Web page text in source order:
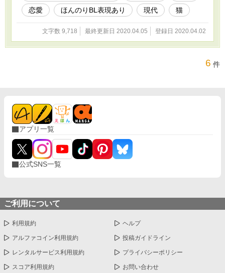
恋愛
ほんのりBL表現あり 現代 猫
文字数 9,718 最終更新日 2020.04.05 登録日 2020.04.02
6 件
アプリ一覧
公式SNS一覧
ご利用について
利用規約 ヘルプ
アルファコイン利用規約 投稿ガイドライン
レンタルサービス利用規約 プライバシーポリシー
スコア利用規約 お問い合わせ